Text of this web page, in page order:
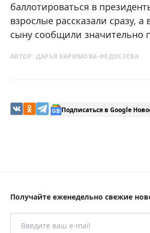
баллотироваться в
взрослые рассказали сразу,
сыну сообщили значительно
АВТОР: ДАРЬЯ КАРИМОВА-ФЕДОСЕЕВА
Подписаться в Google
Получайте еженедельно свежие